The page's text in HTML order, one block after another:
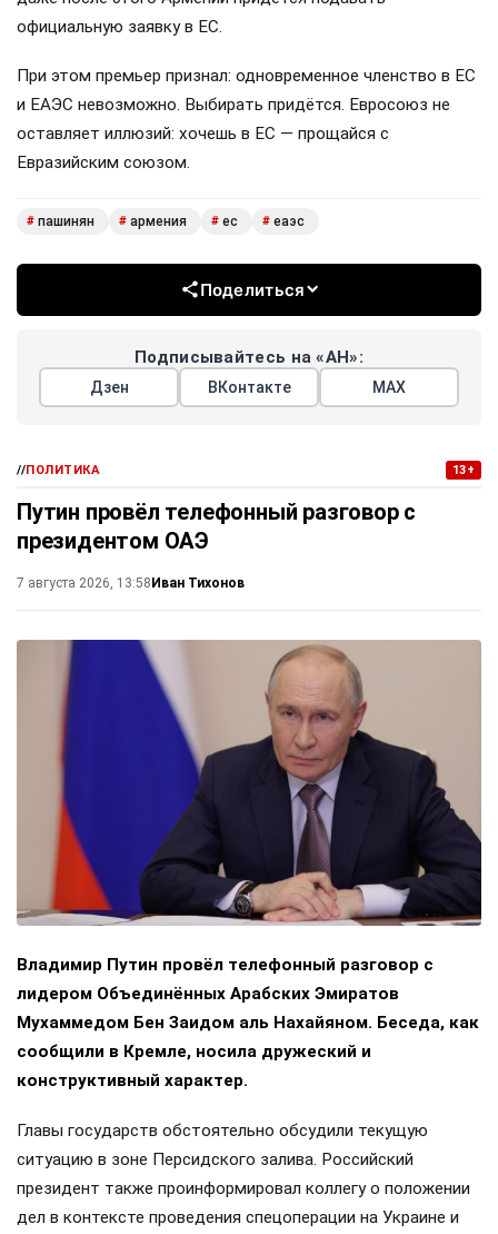
официальную заявку в ЕС.
При этом премьер признал: одновременное членство в ЕС
и ЕАЭС невозможно. Выбирать придётся. Евросоюз не
оставляет иллюзий: хочешь в ЕС — прощайся с
Евразийским союзом.
# пашинян # армения # ес # еаэс
Поделиться
Подписывайтесь на «АН»:
Дзен ВКонтакте МАХ
//ПОЛИТИКА 13+
Путин провёл телефонный разговор с
президентом ОАЭ
7 августа 2026, 13:58Иван Тихонов
Владимир Путин провёл телефонный разговор с
лидером Объединённых Арабских Эмиратов
Мухаммедом Бен Заидом аль Нахайяном. Беседа, как
сообщили в Кремле, носила дружеский и
конструктивный характер.
Главы государств обстоятельно обсудили текущую
ситуацию в зоне Персидского залива. Российский
президент также проинформировал коллегу о положении
дел в контексте проведения спецоперации на Украине и